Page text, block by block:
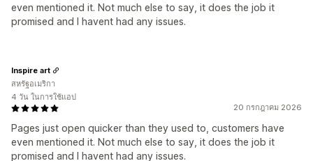
even mentioned it. Not much else to say, it does the job it
promised and I havent had any issues.
20 กรกฎาคม 2026
Pages just open quicker than they used to, customers have
even mentioned it. Not much else to say, it does the job it
promised and I havent had any issues.
Inspire art
สหรัฐอเมริกา
4 วัน ในการใช้แอป